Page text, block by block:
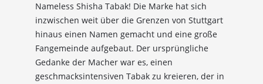
Nameless Shisha Tabak! Die Marke hat sich
inzwischen weit über die Grenzen von Stuttgart
hinaus einen Namen gemacht und eine große
Fangemeinde aufgebaut. Der ursprüngliche
Gedanke der Macher war es, einen
geschmacksintensiven Tabak zu kreieren, der in